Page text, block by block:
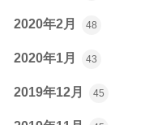
2020年2月 48
2020年1月 43
2019年12月 45